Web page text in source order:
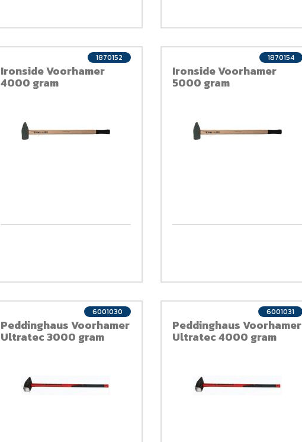
Ironside Voorhamer
4000 gram
1870152
Ironside Voorhamer
5000 gram
1870154
Peddinghaus Voorhamer
Ultratec 3000 gram
6001030
Peddinghaus Voorhamer
Ultratec 4000 gram
6001031